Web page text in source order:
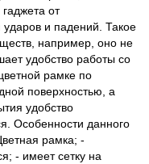
от
и падений. Такое
например, оно не
удобство работы со
рамке по
поверхностью, а
удобство
Особенности данного
рамка; -
- имеет сетку на